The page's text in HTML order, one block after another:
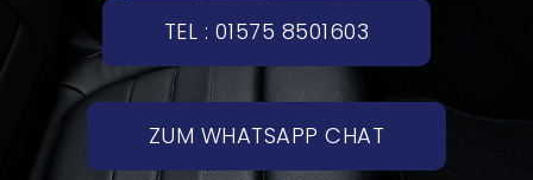
TEL : 01575 8501603
ZUM WHATSAPP CHAT